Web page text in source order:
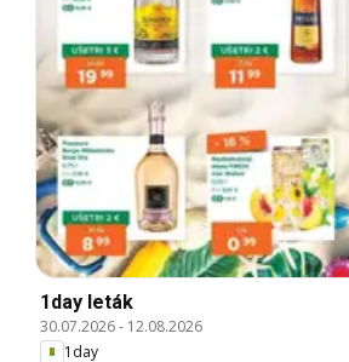
1day leták
30.07.2026- 12.08.2026
1day